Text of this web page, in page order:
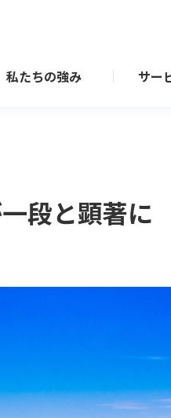
私たちの強み サー
略サポート
「セレサージュ」シ
査
段と顕著に